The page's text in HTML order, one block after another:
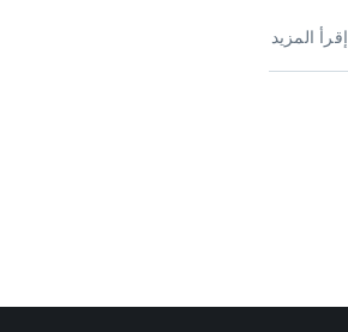
إقرأ المزيد